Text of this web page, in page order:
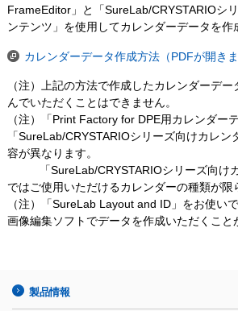
FrameEditor」と「SureLab/CRYSTARIOシ
ンテンツ」を使用してカレンダーデータを作
カレンダーデータ作成方法（PDFが開き
（注）上記の方法で作成したカレンダーデ
んでいただくことはできません。
（注）「Print Factory for DPE用カレンダー
「SureLab/CRYSTARIOシリーズ向けカレン
容が異なります。
「SureLab/CRYSTARIOシリーズ向け
ではご使用いただけるカレンダーの種類が限
（注）「SureLab Layout and ID」をお使い
画像編集ソフトでデータを作成いただくこと
製品情報